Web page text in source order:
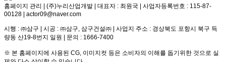
홈페이지 관리 | (주)누리산업개발 | 대표자 : 최원국 | 사업자등록번호 : 115-87-
00128 | actor09@naver.com
시행 : ㈜삼구 | 시공 : ㈜삼구, 삼구건설㈜ | 사업지 주소 : 경상북도 포항시 북구 득
량동 산19-8번지 일원 | 문의 : 1666-7400
※ 본 홈페이지에 사용된 CG, 이미지컷 등은 소비자의 이해를 돕기위한 것으로 실